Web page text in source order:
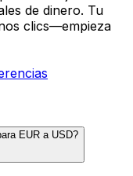
de dinero. Tu
clics—empieza
EUR a USD?